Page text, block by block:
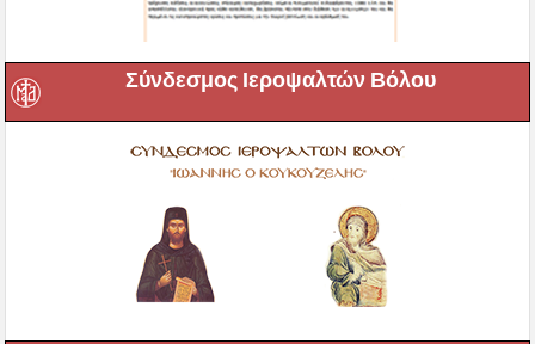
Σύνδεσμος Ιεροψαλτών Βόλου